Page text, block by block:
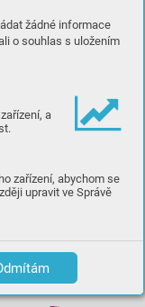
žádné informace
o souhlas s uložením
a
zařízení, abychom se
upravit ve Správě